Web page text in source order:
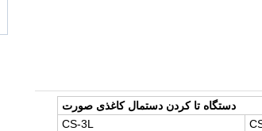
دستگاه تا کردن دستمال کاغذی صورت
CS-3L